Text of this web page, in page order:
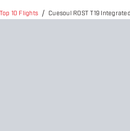
Top 10 Flights Cuesoul ROST T19